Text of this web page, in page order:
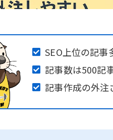
SEO上位の記事
記事数は500記
記事作成の外注